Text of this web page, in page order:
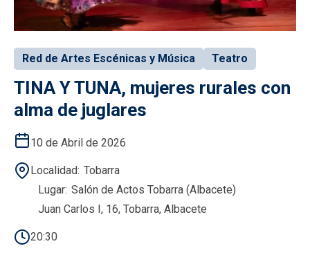
Red de Artes Escénicas y Música Teatro
TINA Y TUNA, mujeres rurales con
alma de juglares
10 de Abril de 2026
Localidad Tobarra
Lugar Salón de Actos Tobarra (Albacete)
Juan Carlos I, 16, Tobarra, Albacete
20:30